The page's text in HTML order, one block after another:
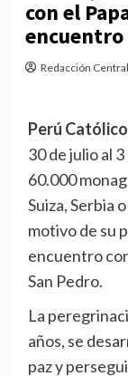
con el
encuentro
Redacción Central
Perú
30 de julio al
60.000
Suiza, Serbia
motivo de su
encuentro
San Pedro.
La
años, se
paz y